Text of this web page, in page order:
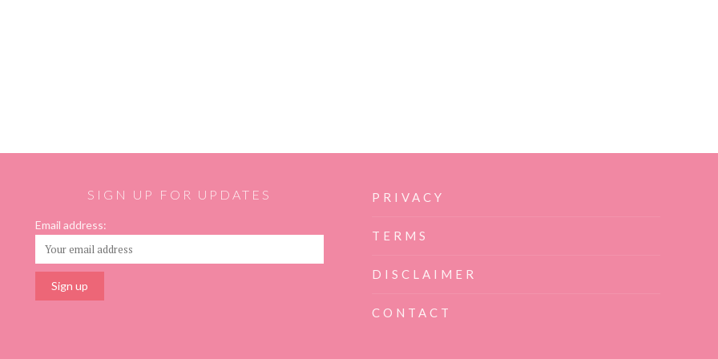
SIGN UP FOR UPDATES
Email address:
PRIVACY
TERMS
DISCLAIMER
CONTACT